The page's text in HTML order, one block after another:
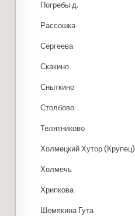
Погребы д.
Рассошка
Сергеева
Скакино
Сныткино
Столбово
Телятниково
Холмецкий Хутор (Крупец)
Холмечь
Хрипкова
Шемякина Гута